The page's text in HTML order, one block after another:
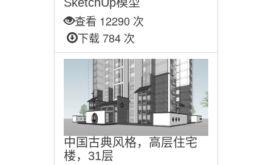
查看 12290 次
下载 784 次
中国古典风格，高层住宅
楼，31层